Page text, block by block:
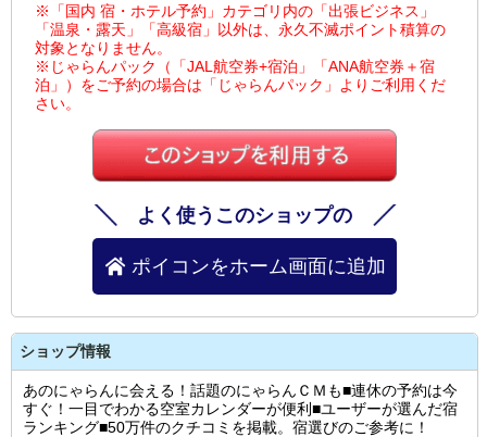
※「国内 宿・ホテル予約」カテゴリ内の「出張ビジネス」
「温泉・露天」「高級宿」以外は、永久不滅ポイント積算の
対象となりません。
※じゃらんパック（「JAL航空券+宿泊」「ANA航空券＋宿
泊」）をご予約の場合は「じゃらんパック」よりご利用くだ
さい。
よく使うこのショップの
ポイコンをホーム画面に追加
ショップ情報
あのにゃらんに会える！話題のにゃらんＣＭも■連休の予約は今
すぐ！一目でわかる空室カレンダーが便利■ユーザーが選んだ宿
ランキング■50万件のクチコミを掲載。宿選びのご参考に！